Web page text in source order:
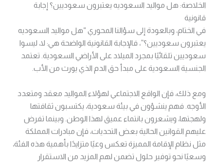
الخلاصة: هل مواليد السعوديه يعتبرون سعوديين؟ إجابة
قانونية
في الختام، وبالعودة إلى سؤالنا المحوري “هل مواليد السعوديه
يعتبرون سعوديين؟”، فالإجابة القانونية الواضحة هي: لا، ليسوا
سعوديين تلقائيًا بمجرد الميلاد على الأراضي السعودية. تعتمد
الجنسية السعودية على مبدأ حق الدم الذي يورث من الأب.
ومع ذلك، فإن الواقع الاجتماعي لهؤلاء المواليد معقد ومتعدد
الأوجه. فهم ينشؤون في بيئة سعودية، يكتسبون ثقافتها
ولهجتها، ويشعرون بانتماء عميق لهذا الوطن. وبينما تفرض
عليهم القوانين الحالية بعض التحديات، فإن مبادرات المملكة
مثل نظام الإقامة المميزة تعكس وعيًا متزايدًا بأهمية هذه الفئة،
وسعيًا نحو توفير حلول تضمن لهم المزيد من الاستقرار